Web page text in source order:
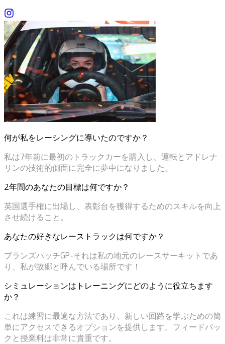
何が私をレーシングに導いたのですか？
私は7年前に最初のトラックカーを購入し、運転とアドレナ
リンの技術的側面に完全に夢中になりました。
2年間のあなたの目標は何ですか？
英国選手権に出場し、表彰台を獲得するためのスキルを向上
させ続けること。
あなたの好きなレーストラックは何ですか？
ブランズハッチGP-それは私の地元のレースサーキットであ
り、私が故郷と呼んでいる場所です！
シミュレーションはトレーニングにどのように役立ちます
か？
これは練習に最適な方法であり、新しい回路を学ぶための簡
単にアクセスできるオプションを提供します。フィードバッ
クと授業料は非常に貴重です。